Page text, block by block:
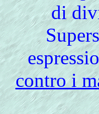
di
contro i